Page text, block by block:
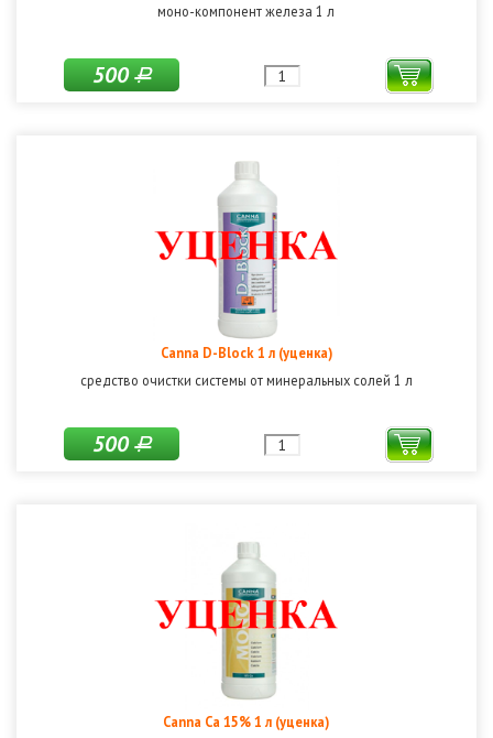
моно-компонент железа 1 л
500Р
Canna D-Block 1 л (уценка)
средство очистки системы от минеральных солей 1 л
500Р
Canna Ca 15% 1 л (уценка)